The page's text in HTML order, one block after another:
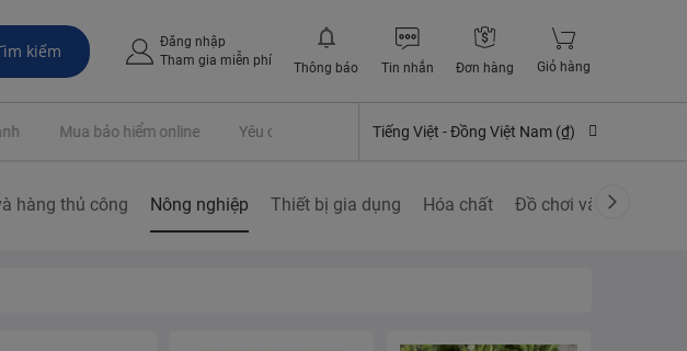
kiếm
Đăng nhập
Tham gia miễn phí
Thông báo Tin nhắn Đơn hàng Giỏ hàng
Mua bảo hiểm online Yêu cầu quyền lợi bảo hiểmTiếng Việt -Đồng Việt Nam (₫)
hàng thủ công Nông nghiệp Thiết bị gia dụng Hóa chất Đồ chơi và các sở